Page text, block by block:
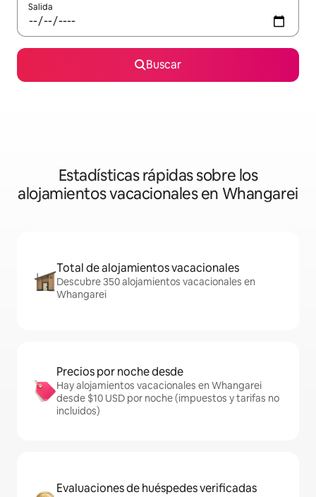
Salida
Buscar
Estadísticas rápidas sobre los
alojamientos vacacionales en Whangarei
Total de alojamientos vacacionales
Descubre 350 alojamientos vacacionales en
Whangarei
Precios por noche desde
Hay alojamientos vacacionales en Whangarei
desde $10 USD por noche (impuestos y tarifas no
incluidos)
Evaluaciones de huéspedes verificadas